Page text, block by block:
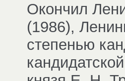
Окончил
(1986),
степенью